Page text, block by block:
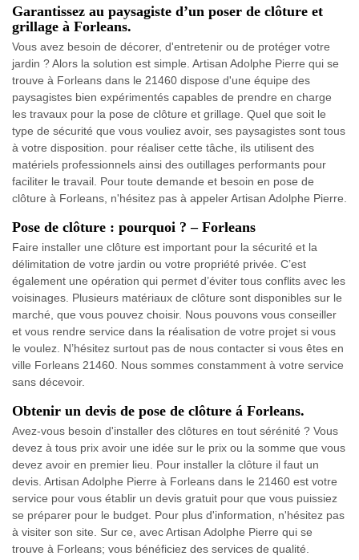
Garantissez au paysagiste d’un poser de clôture et
grillage à Forleans.
Vous avez besoin de décorer, d'entretenir ou de protéger votre
jardin ? Alors la solution est simple. Artisan Adolphe Pierre qui se
trouve à Forleans dans le 21460 dispose d'une équipe des
paysagistes bien expérimentés capables de prendre en charge
les travaux pour la pose de clôture et grillage. Quel que soit le
type de sécurité que vous vouliez avoir, ses paysagistes sont tous
à votre disposition. pour réaliser cette tâche, ils utilisent des
matériels professionnels ainsi des outillages performants pour
faciliter le travail. Pour toute demande et besoin en pose de
clôture à Forleans, n'hésitez pas à appeler Artisan Adolphe Pierre.
Pose de clôture : pourquoi ? – Forleans
Faire installer une clôture est important pour la sécurité et la
délimitation de votre jardin ou votre propriété privée. C’est
également une opération qui permet d’éviter tous conflits avec les
voisinages. Plusieurs matériaux de clôture sont disponibles sur le
marché, que vous pouvez choisir. Nous pouvons vous conseiller
et vous rendre service dans la réalisation de votre projet si vous
le voulez. N’hésitez surtout pas de nous contacter si vous êtes en
ville Forleans 21460. Nous sommes constamment à votre service
sans décevoir.
Obtenir un devis de pose de clôture á Forleans.
Avez-vous besoin d'installer des clôtures en tout sérénité ? Vous
devez à tous prix avoir une idée sur le prix ou la somme que vous
devez avoir en premier lieu. Pour installer la clôture il faut un
devis. Artisan Adolphe Pierre à Forleans dans le 21460 est votre
service pour vous établir un devis gratuit pour que vous puissiez
se préparer pour le budget. Pour plus d'information, n'hésitez pas
à visiter son site. Sur ce, avec Artisan Adolphe Pierre qui se
trouve à Forleans; vous bénéficiez des services de qualité.